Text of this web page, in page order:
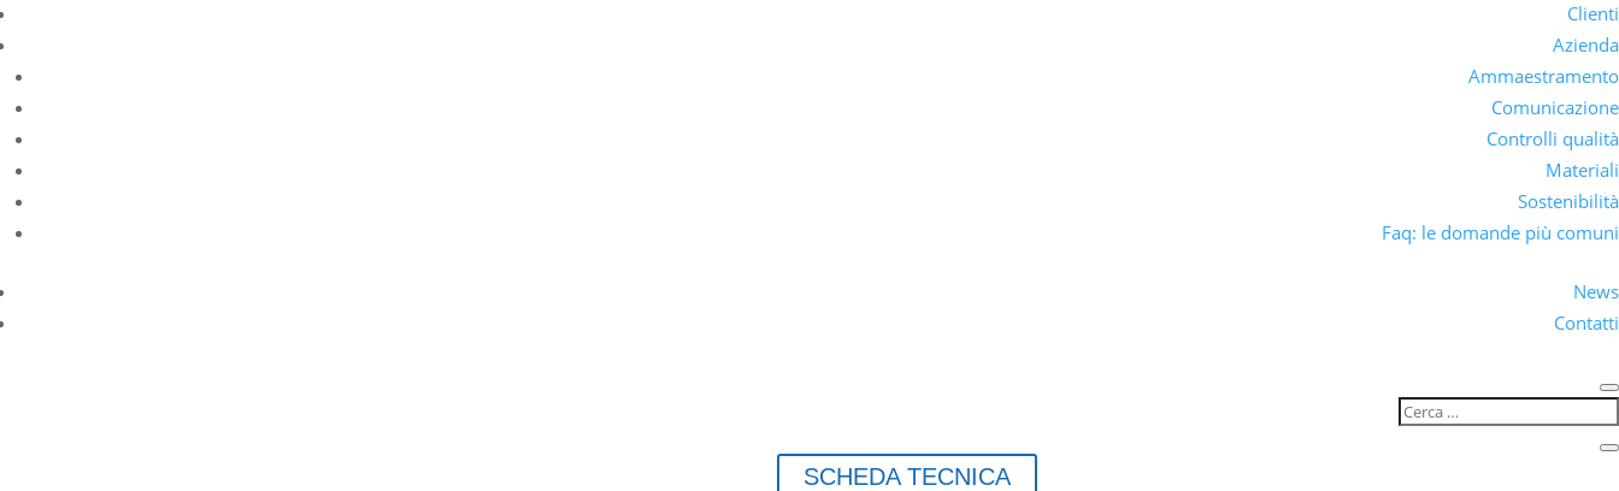
Clienti
Azienda
Ammaestramento
Comunicazione
Controlli qualità
Materiali
Sostenibilità
Faq: le domande più comuni
News
Contatti
SCHEDA TECNICA